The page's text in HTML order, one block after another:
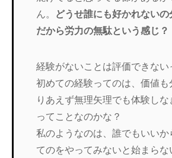
ん。 どうせ誰にも好かれない
だから労力の無駄という感じ？
経験がないことは評価できない
初めての経験ってのは、価値も
りあえず無理矢理でも体験しな
ってことなのかな？
私のようなのは、誰でもいいか
てのをやってみないと始まらな